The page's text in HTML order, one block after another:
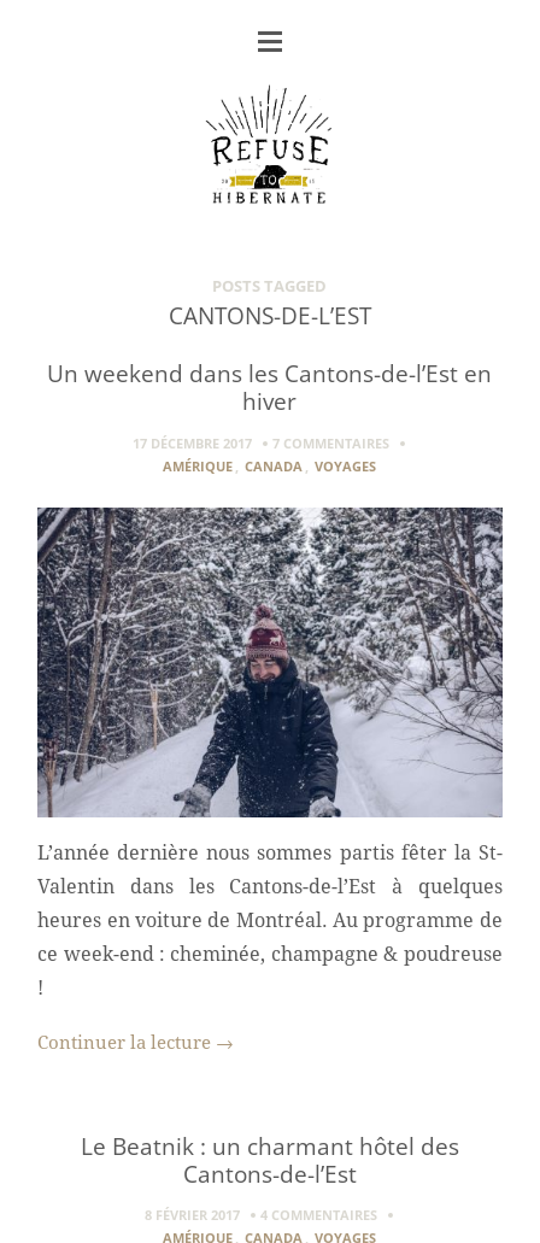
POSTS TAGGED
CANTONS-DE-L’EST
Un weekend dans les Cantons-de-l’Est en
hiver
17 DÉCEMBRE 2017
7 COMMENTAIRES
AMÉRIQUE
CANADA VOYAGES
L’année dernière nous sommes partis fêter la St-
Valentin dans les Cantons-de-l’Est à quelques
heures en voiture de Montréal. Au programme de
ce week-end : cheminée, champagne & poudreuse
!
Continuer la lecture →
Le Beatnik : un charmant hôtel des
Cantons-de-l’Est
8 FÉVRIER 2017
4 COMMENTAIRES
AMÉRIQUE
CANADA VOYAGES